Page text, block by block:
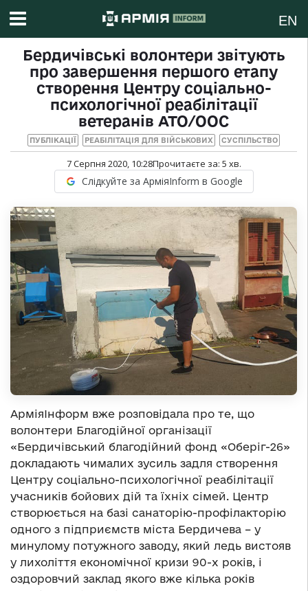
EN
Бердичівські волонтери звітують
про завершення першого етапу
створення Центру соціально-
психологічної реабілітації
ветеранів АТО/ООС
ПУБЛІКАЦІЇ РЕАБІЛІТАЦІЯ ДЛЯ ВІЙСЬКОВИХ СУСПІЛЬСТВО
7 Серпня 2020, 10:28Прочитаєте за: 5 хв.
Слідкуйте за АрміяInform в Google
АрміяІнформ вже розповідала про те, що
волонтери Благодійної організації
«Бердичівський благодійний фонд «Оберіг-26»
докладають чималих зусиль задля створення
Центру соціально-психологічної реабілітації
учасників бойових дій та їхніх сімей. Центр
створюється на базі санаторію-профілакторію
одного з підприємств міста Бердичева – у
минулому потужного заводу, який ледь вистояв
у лихоліття економічної кризи 90-х років, і
оздоровчий заклад якого вже кілька років